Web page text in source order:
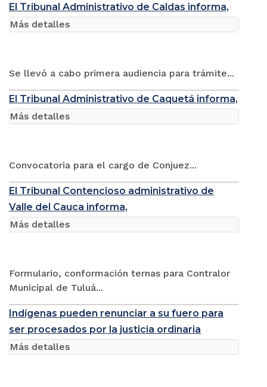
El Tribunal Administrativo de Caldas informa,
Se llevó a cabo primera audiencia para trámite...
Más detalles
El Tribunal Administrativo de Caquetá informa,
Convocatoria para el cargo de Conjuez...
Más detalles
El Tribunal Contencioso administrativo de
Valle del Cauca informa,
Formulario, conformación ternas para Contralor
Municipal de Tuluá...
Más detalles
Indígenas pueden renunciar a su fuero para
ser procesados por la justicia ordinaria
Más detalles